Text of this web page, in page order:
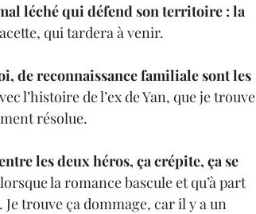
léché qui défend son territoire : la
qui tardera à venir.
de reconnaissance familiale sont les
l’histoire de l’ex de Yan, que je trouve
résolue.
les deux héros, ça crépite, ça se
la romance bascule et qu’à part
trouve ça dommage, car il y a un